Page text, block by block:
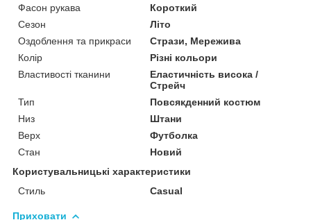
Фасон рукава
Короткий
Сезон
Літо
Оздоблення та прикраси
Стрази, Мережива
Колір
Різні кольори
Властивості тканини
Еластичність висока /
Стрейч
Тип
Повсякденний костюм
Низ
Штани
Верх
Футболка
Стан
Новий
Користувальницькі характеристики
Стиль
Casual
Приховати